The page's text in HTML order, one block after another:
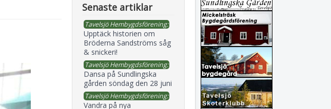
Senaste artiklar
Tavelsjö Hembygdsförening:
Upptäck historien om
Bröderna Sandströms såg
& snickeri!
Tavelsjö Hembygdsförening:
Dansa på Sundlingska
gården söndag den 28 juni
Tavelsjö Hembygdsförening:
Vandra på nya